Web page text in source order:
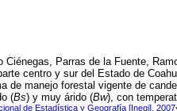
Parras de la Fuente,
centro y sur del Estado de
de manejo forestal vigente de
(Bs) y muy árido (Bw), con
de Estadística y Geografía [Inegi], 2007